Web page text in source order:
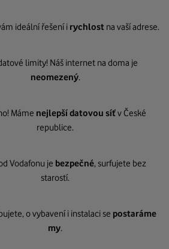
ideální řešení i rychlost na vaší adrese.
limity! Náš internet na doma je
neomezený.
Máme nejlepší datovou síťv České
republice.
Vodafonu je bezpečné, surfujete bez
starostí.
o vybavení i instalaci se postaráme
my.